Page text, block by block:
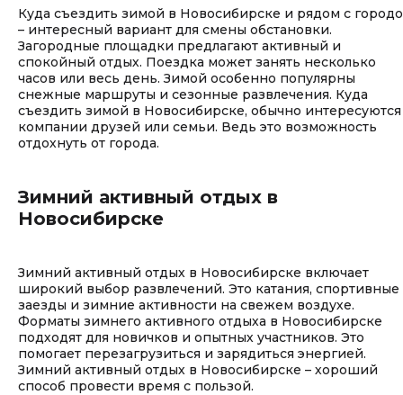
Куда съездить зимой в Новосибирске и рядом с
– интересный вариант для смены обстановки.
Загородные площадки предлагают активный и
спокойный отдых. Поездка может занять несколько
часов или весь день. Зимой особенно популярны
снежные маршруты и сезонные развлечения. Куда
съездить зимой в Новосибирске, обычно интересуются
компании друзей или семьи. Ведь это возможность
отдохнуть от города.
Зимний активный отдых в
Новосибирске
Зимний активный отдых в Новосибирске включает
широкий выбор развлечений. Это катания, спортивные
заезды и зимние активности на свежем воздухе.
Форматы зимнего активного отдыха в Новосибирске
подходят для новичков и опытных участников. Это
помогает перезагрузиться и зарядиться энергией.
Зимний активный отдых в Новосибирске – хороший
способ провести время с пользой.